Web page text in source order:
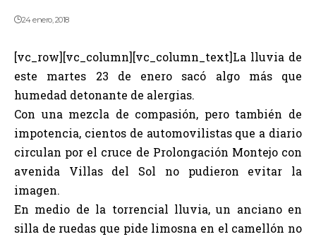
24 enero, 2018
[vc_row][vc_column][vc_column_text]La lluvia de
este martes 23 de enero sacó algo más que
humedad detonante de alergias.
Con una mezcla de compasión, pero también de
impotencia, cientos de automovilistas que a diario
circulan por el cruce de Prolongación Montejo con
avenida Villas del Sol no pudieron evitar la
imagen.
En medio de la torrencial lluvia, un anciano en
silla de ruedas que pide limosna en el camellón no